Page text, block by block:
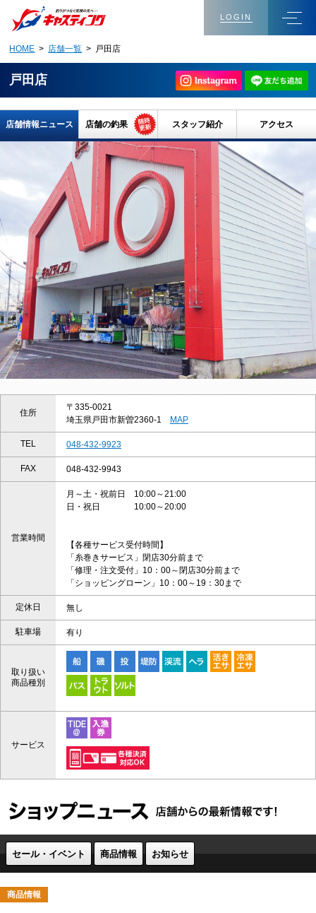
LOGIN
HOME > 店舗一覧 > 戸田店
戸田店
店舗情報ニュース 店舗の釣果 スタッフ紹介 アクセス
住所
〒335-0021
埼玉県戸田市新曽2360-1
MAP
TEL 048-432-9923
FAX 048-432-9943
営業時間
月～土・祝前日 10:00～21:00
日・祝日 10:00～20:00
【各種サービス受付時間】
「糸巻きサービス」閉店30分前まで
「修理・注文受付」10：00～閉店30分前まで
「ショッピングローン」10：00～19：30まで
定休日 無し
駐車場 有り
取り扱い
商品種別
サービス
セール・イベント 商品情報 お知らせ
商品情報